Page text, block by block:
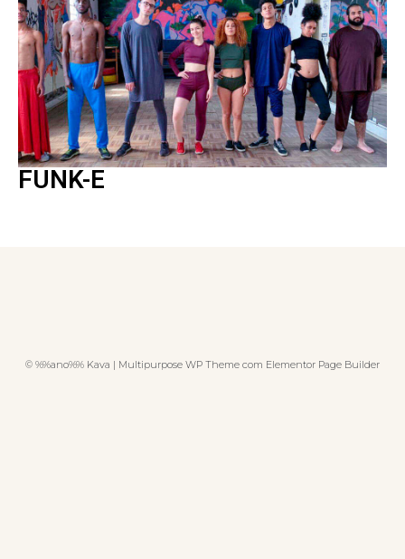
FUNK-E
© %%ano%% Kava | Multipurpose WP Theme com Elementor Page Builder